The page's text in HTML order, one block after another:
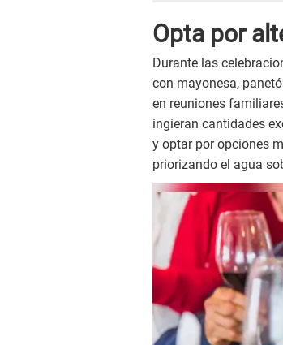
Opta por
Durante las
con mayonesa,
en reuniones
ingieran cantidades
y optar por opciones
priorizando el agua